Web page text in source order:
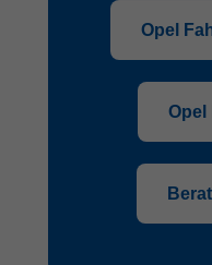
Opel
Opel